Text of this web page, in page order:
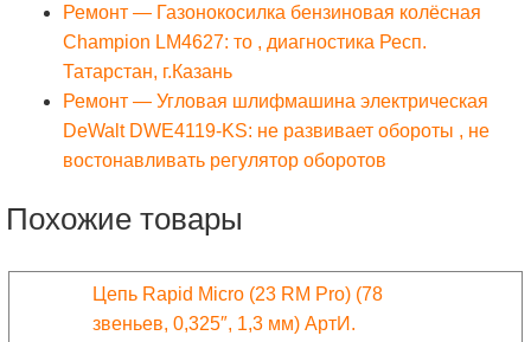
Ремонт — Газонокосилка бензиновая колёсная
Champion LM4627: то , диагностика Респ.
Татарстан, г.Казань
Ремонт — Угловая шлифмашина электрическая
DeWalt DWE4119-KS: не развивает обороты , не
востонавливать регулятор оборотов
Похожие товары
Цепь Rapid Micro (23 RM Pro) (78
звеньев, 0,325″, 1,3 мм) АртИ.